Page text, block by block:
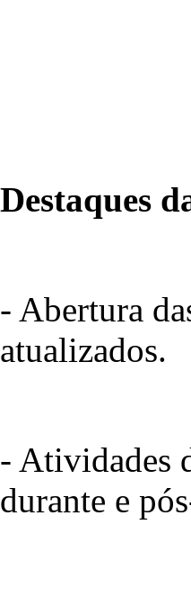
Destaques
- Abertura
atualizados.
- Atividades
durante e